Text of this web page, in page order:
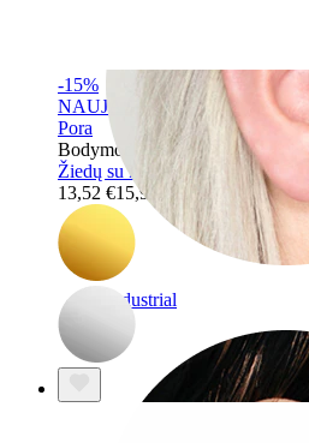
Industrial
-15%
NAUJAS
Pora
Bodymod Trend
Žiedų su kabančiomis širdelėmis
13,52 €15,90 €